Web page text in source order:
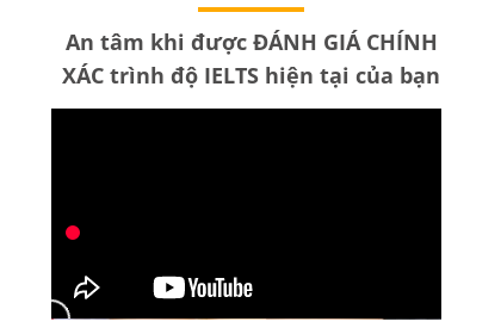
An tâm khi được ĐÁNH GIÁ CHÍNH
XÁC trình độ IELTS hiện tại của bạn